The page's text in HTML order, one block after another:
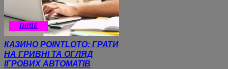
ІНШЕ
КАЗИНО POINTLOTO: ГРАТИ
НА ГРИВНІ ТА ОГЛЯД
ІГРОВИХ АВТОМАТІВ